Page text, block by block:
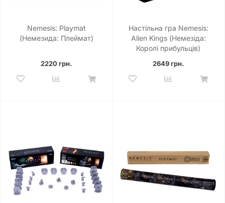
Nemesis: Playmat
(Немезида: Плеймат)
2220 грн.
Настільна гра Nemesis:
Alien Kings (Немезіда:
Королі прибульців)
2649 грн.